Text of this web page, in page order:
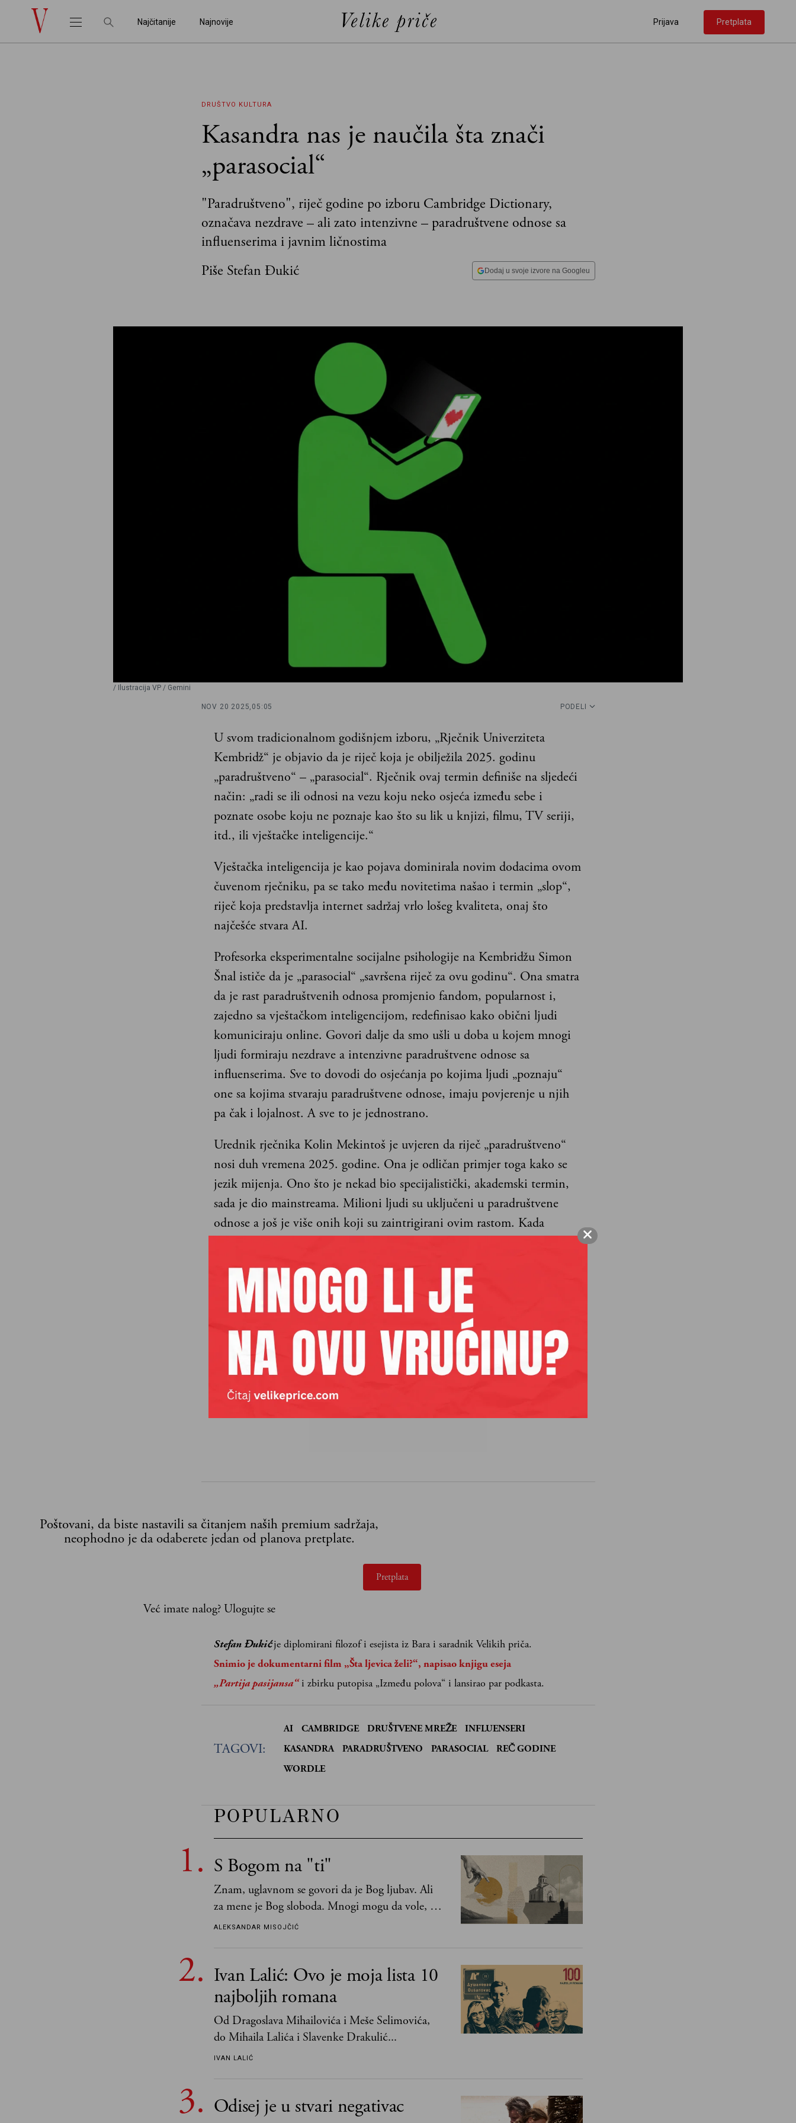
Najčitanije Najnovije Prijava Pretplata
DRUŠTVO KULTURA
Kasandra nas je naučila šta znači
„parasocial“
"Paradruštveno", riječ godine po izboru Cambridge Dictionary,
označava nezdrave – ali zato intenzivne – paradruštvene odnose sa
influenserima i javnim ličnostima
Piše Stefan Đukić
Dodaj u svoje izvore na Googleu
/ Ilustracija VP / Gemini
NOV 20 2025, 05:05 PODELI
U svom tradicionalnom godišnjem izboru, „Rječnik Univerziteta
Kembridž“ je objavio da je riječ koja je obilježila 2025. godinu
„paradruštveno“ – „parasocial“. Rječnik ovaj termin definiše na sljedeći
način: „radi se ili odnosi na vezu koju neko osjeća između sebe i
poznate osobe koju ne poznaje kao što su lik u knjizi, filmu, TV seriji,
itd., ili vještačke inteligencije.“
Vještačka inteligencija je kao pojava dominirala novim dodacima ovom
čuvenom rječniku, pa se tako među novitetima našao i termin „slop“,
riječ koja predstavlja internet sadržaj vrlo lošeg kvaliteta, onaj što
najčešće stvara AI.
Profesorka eksperimentalne socijalne psihologije na Kembridžu Simon
Šnal ističe da je „parasocial“ „savršena riječ za ovu godinu“. Ona smatra
da je rast paradruštvenih odnosa promjenio fandom, popularnost i,
zajedno sa vještačkom inteligencijom, redefinisao kako obični ljudi
komuniciraju online. Govori dalje da smo ušli u doba u kojem mnogi
ljudi formiraju nezdrave a intenzivne paradruštvene odnose sa
influenserima. Sve to dovodi do osjećanja po kojima ljudi „poznaju“
one sa kojima stvaraju paradruštvene odnose, imaju povjerenje u njih
pa čak i lojalnost. A sve to je jednostrano.
Urednik rječnika Kolin Mekintoš je uvjeren da riječ „paradruštveno“
nosi duh vremena 2025. godine. Ona je odličan primjer toga kako se
jezik mijenja. Ono što je nekad bio specijalistički, akademski termin,
sada je dio mainstreama. Milioni ljudi su uključeni u paradruštvene
odnose a još je više onih koji su zaintrigirani ovim rastom. Kada
mijenja.
Poštovani, da biste nastavili sa čitanjem naših premium sadržaja,
neophodno je da odaberete jedan od planova pretplate.
Pretplata
Već imate nalog? Ulogujte se
Stefan Đukićje diplomirani filozof i esejista iz Bara i saradnik Velikih priča.
Snimio je dokumentarni film „Šta ljevica želi?“, napisao knjigu eseja
„Partija pasijansa“i zbirku putopisa „Između polova“ i lansirao par podkasta.
TAGOVI:
AI CAMBRIDGE DRUŠTVENE MREŽE
INFLUENSERI
KASANDRA
PARADRUŠTVENO PARASOCIAL
REČ GODINE
WORDLE
POPULARNO
S Bogom na "ti"
Znam, uglavnom se govori da je Bog ljubav. Ali
za mene je Bog sloboda. Mnogi mogu da vole, a
tek retki mogu da podnesu slobodu
ALEKSANDAR MISOJČIĆ
Ivan Lalić: Ovo je moja lista 10
najboljih romana
Od Dragoslava Mihailovića i Meše Selimovića,
do Mihaila Lalića i Slavenke Drakulić...
IVAN LALIĆ
Odisej je u stvari negativac